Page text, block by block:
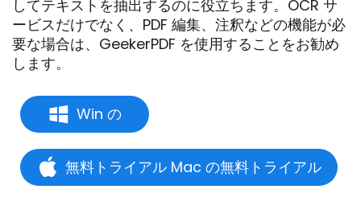
してテキストを抽出するのに役立ちます。OCR サ
ービスだけでなく、PDF 編集、注釈などの機能が必
要な場合は、GeekerPDF を使用することをお勧め
します。
Win の
無料トライアル Mac の無料トライアル